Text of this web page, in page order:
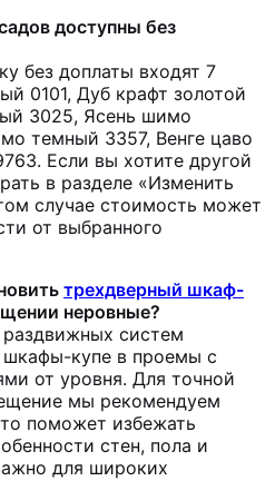
доступны без
без доплаты входят 7
0101, Дуб крафт золотой
3025, Ясень шимо
темный 3357, Венге цаво
Если вы хотите другой
в разделе «Изменить
случае стоимость может
от выбранного
трехдверный шкаф-
неровные?
систем
шкафы-купе в проемы с
от уровня. Для точной
мы рекомендуем
поможет избежать
стен, пола и
для широких